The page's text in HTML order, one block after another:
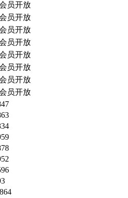
员开放
员开放
员开放
员开放
员开放
员开放
员开放
员开放